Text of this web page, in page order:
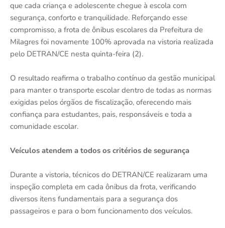
que cada criança e adolescente chegue à escola com
segurança, conforto e tranquilidade. Reforçando esse
compromisso, a frota de ônibus escolares da Prefeitura de
Milagres foi novamente 100% aprovada na vistoria realizada
pelo DETRAN/CE nesta quinta-feira (2).
O resultado reafirma o trabalho contínuo da gestão municipal
para manter o transporte escolar dentro de todas as normas
exigidas pelos órgãos de fiscalização, oferecendo mais
confiança para estudantes, pais, responsáveis e toda a
comunidade escolar.
Veículos atendem a todos os critérios de segurança
Durante a vistoria, técnicos do DETRAN/CE realizaram uma
inspeção completa em cada ônibus da frota, verificando
diversos itens fundamentais para a segurança dos
passageiros e para o bom funcionamento dos veículos.